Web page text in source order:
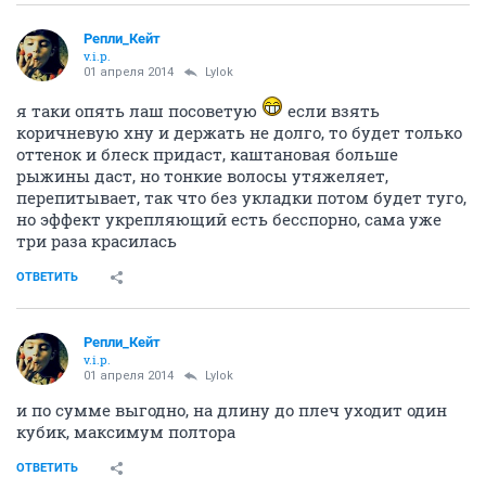
Репли_Кейт
v.i.p.
01 апреля 2014 Lylok
я таки опять лаш посоветую
если взять
коричневую хну и держать не долго, то будет только
оттенок и блеск придаст, каштановая больше
рыжины даст, но тонкие волосы утяжеляет,
перепитывает, так что без укладки потом будет туго,
но эффект укрепляющий есть бесспорно, сама уже
три раза красилась
ОТВЕТИТЬ
Репли_Кейт
v.i.p.
01 апреля 2014 Lylok
и по сумме выгодно, на длину до плеч уходит один
кубик, максимум полтора
ОТВЕТИТЬ